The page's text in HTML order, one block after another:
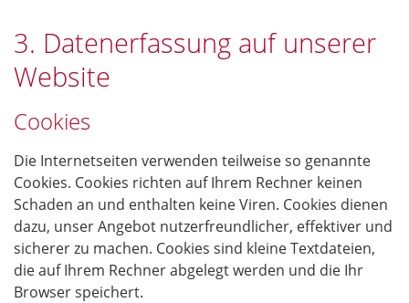
3. Datenerfassung auf unserer
Website
Cookies
Die Internetseiten verwenden teilweise so genannte
Cookies. Cookies richten auf Ihrem Rechner keinen
Schaden an und enthalten keine Viren. Cookies dienen
dazu, unser Angebot nutzerfreundlicher, effektiver und
sicherer zu machen. Cookies sind kleine Textdateien,
die auf Ihrem Rechner abgelegt werden und die Ihr
Browser speichert.